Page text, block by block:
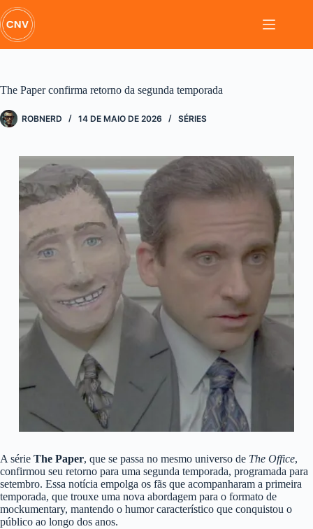
Pular
para
o
conteúdo
The Paper confirma retorno da segunda temporada
ROBNERD 14 DE MAIO DE 2026 SÉRIES
A série The Paper, que se passa no mesmo universo de The Office,
confirmou seu retorno para uma segunda temporada, programada para
setembro. Essa notícia empolga os fãs que acompanharam a primeira
temporada, que trouxe uma nova abordagem para o formato de
mockumentary, mantendo o humor característico que conquistou o
público ao longo dos anos.